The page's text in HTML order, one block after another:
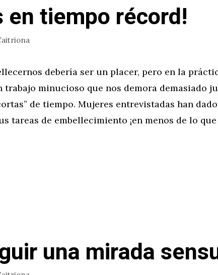
en tiempo récord!
debería ser un placer, pero en la
trabajo minucioso que nos demora demasiado
de tiempo. Mujeres entrevistadas han
tareas de embellecimiento ¡en menos de lo que
una mirada